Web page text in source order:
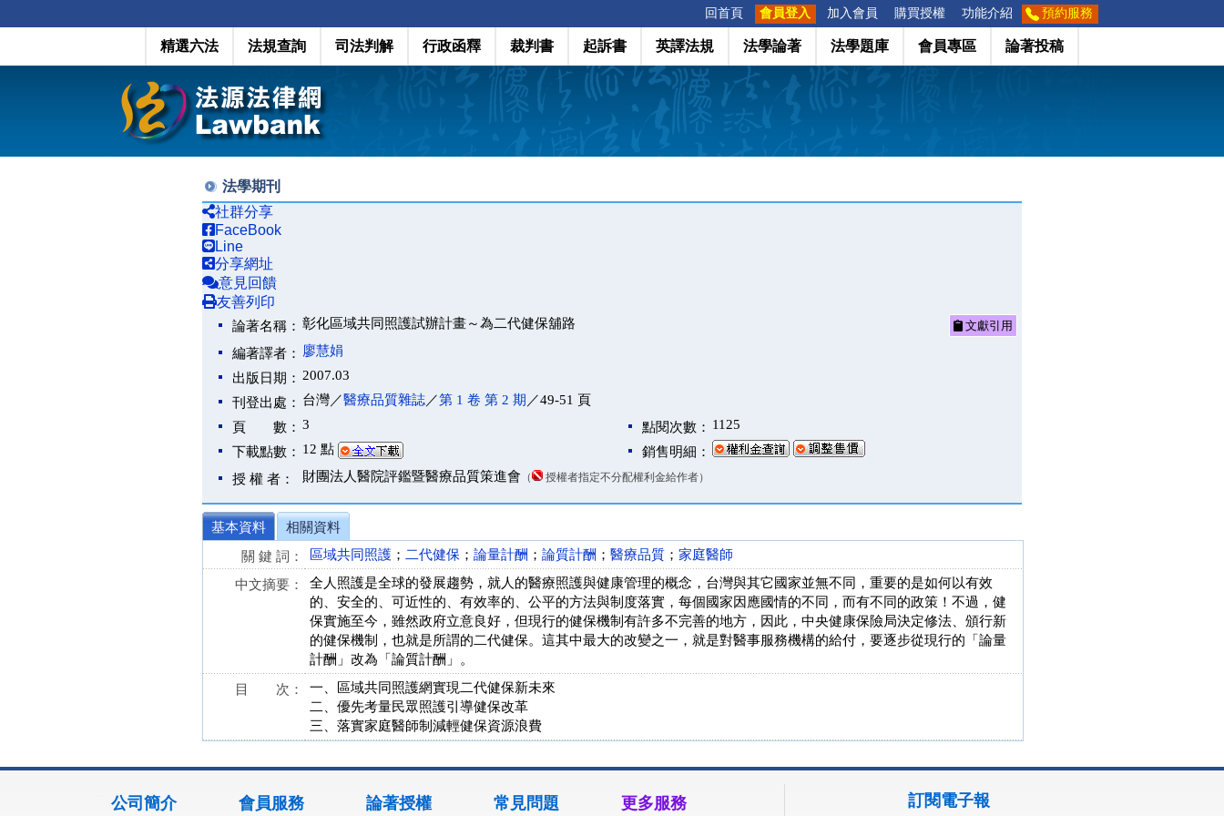
回首頁 會員登入 加入會員 購買授權 功能介紹 預約服務
精選六法 法規查詢 司法判解 行政函釋 裁判書 起訴書 英譯法規 法學論著 法學題庫 會員專區 論著投稿
法學期刊
社群分享
FaceBook
Line
分享網址
意見回饋
友善列印
論著名稱： 彰化區域共同照護試辦計畫～為二代健保舖路 文獻引用
編著譯者：
廖慧娟
出版日期： 2007.03
刊登出處： 台灣／醫療品質雜誌／第 1 卷 第 2 期 ／49-51 頁
頁 數： 3 點閱次數： 1125
下載點數： 12 點
銷售明細：
授 權 者：
財團法人醫院評鑑暨醫療品質策進會 （ 授權者指定不分配權利金給作者）
基本資料
相關資料
關 鍵 詞：
區域共同照護 ； 二代健保 ； 論量計酬 ； 論質計酬 ； 醫療品質 ； 家庭醫師
中文摘要：
全人照護是全球的發展趨勢，就人的醫療照護與健康管理的概念，台灣與其它國家並無不同，重要的是如何以有效
的、安全的、可近性的、有效率的、公平的方法與制度落實，每個國家因應國情的不同，而有不同的政策！不過，健
保實施至今，雖然政府立意良好，但現行的健保機制有許多不完善的地方，因此，中央健康保險局決定修法、頒行新
的健保機制，也就是所謂的二代健保。這其中最大的改變之一，就是對醫事服務機構的給付，要逐步從現行的「論量
計酬」改為「論質計酬」。
目 次：
一、區域共同照護網實現二代健保新未來
二、優先考量民眾照護引導健保改革
三、落實家庭醫師制減輕健保資源浪費
公司簡介 會員服務 論著授權 常見問題 更多服務 訂閱電子報